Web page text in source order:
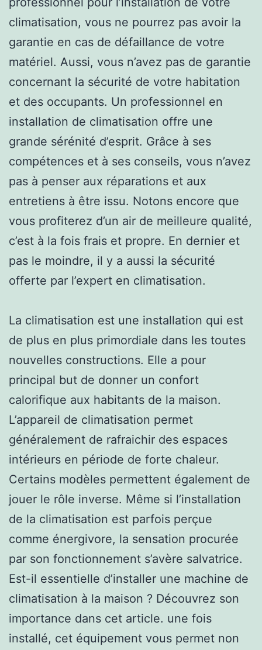
climatisation, vous ne pourrez pas avoir la
garantie en cas de défaillance de votre
matériel. Aussi, vous n’avez pas de garantie
concernant la sécurité de votre habitation
et des occupants. Un professionnel en
installation de climatisation offre une
grande sérénité d’esprit. Grâce à ses
compétences et à ses conseils, vous n’avez
pas à penser aux réparations et aux
entretiens à être issu. Notons encore que
vous profiterez d’un air de meilleure qualité,
c’est à la fois frais et propre. En dernier et
pas le moindre, il y a aussi la sécurité
offerte par l’expert en climatisation.
La climatisation est une installation qui est
de plus en plus primordiale dans les toutes
nouvelles constructions. Elle a pour
principal but de donner un confort
calorifique aux habitants de la maison.
L’appareil de climatisation permet
généralement de rafraichir des espaces
intérieurs en période de forte chaleur.
Certains modèles permettent également de
jouer le rôle inverse. Même si l’installation
de la climatisation est parfois perçue
comme énergivore, la sensation procurée
par son fonctionnement s’avère salvatrice.
Est-il essentielle d’installer une machine de
climatisation à la maison ? Découvrez son
importance dans cet article. une fois
installé, cet équipement vous permet non